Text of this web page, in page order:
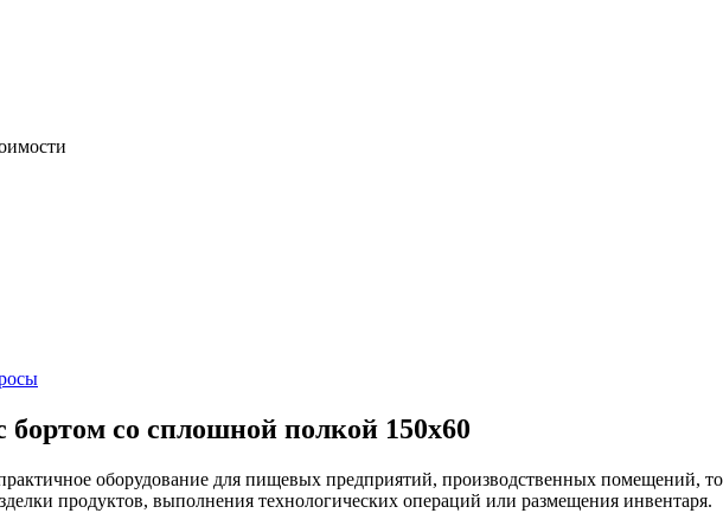
бортом со сплошной полкой 150х60
оборудование для пищевых предприятий, производственных помещений,
продуктов, выполнения технологических операций или размещения инвентаря.